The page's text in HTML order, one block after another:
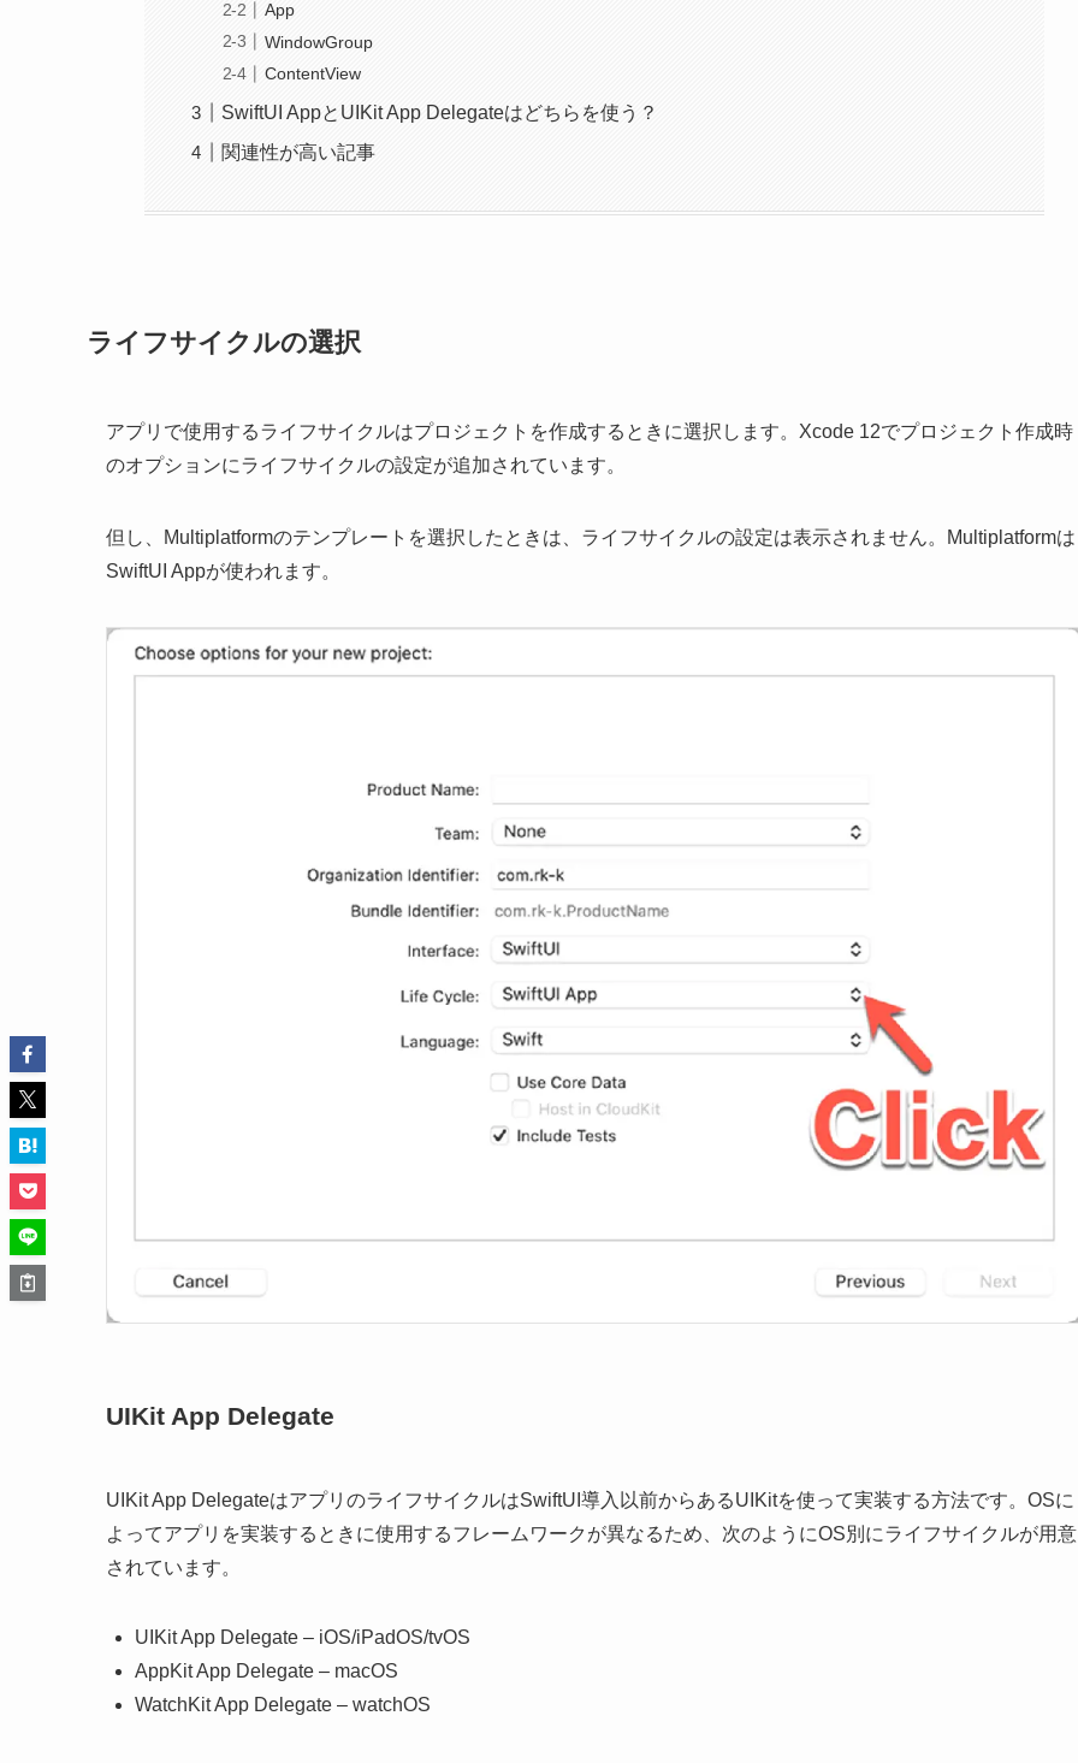
App
WindowGroup
ContentView
SwiftUI AppとUIKit App Delegateはどちらを使う？
関連性が高い記事
ライフサイクルの選択
アプリで使用するライフサイクルはプロジェクトを作成するときに選択します。Xcode 12でプロジェクト作成時
のオプションにライフサイクルの設定が追加されています。
但し、Multiplatformのテンプレートを選択したときは、ライフサイクルの設定は表示されません。Multiplatformは
SwiftUI Appが使われます。
UIKit App Delegate
UIKit App DelegateはアプリのライフサイクルはSwiftUI導入以前からあるUIKitを使って実装する方法です。OSに
よってアプリを実装するときに使用するフレームワークが異なるため、次のようにOS別にライフサイクルが用意
されています。
UIKit App Delegate – iOS/iPadOS/tvOS
AppKit App Delegate – macOS
WatchKit App Delegate – watchOS